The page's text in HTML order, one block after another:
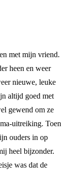
met mijn vriend.
heen en weer
nieuwe, leuke
altijd goed met
gewend om ze
uitreiking. Toen
ouders in op
heel bijzonder.
was dat de